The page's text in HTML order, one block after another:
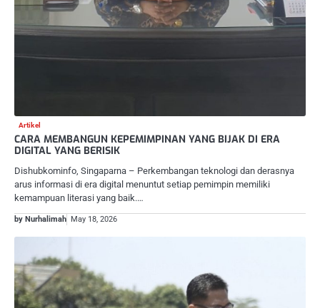
Artikel
CARA MEMBANGUN KEPEMIMPINAN YANG BIJAK DI ERA
DIGITAL YANG BERISIK
Dishubkominfo, Singaparna – Perkembangan teknologi dan derasnya
arus informasi di era digital menuntut setiap pemimpin memiliki
kemampuan literasi yang baik.…
by Nurhalimah May 18, 2026